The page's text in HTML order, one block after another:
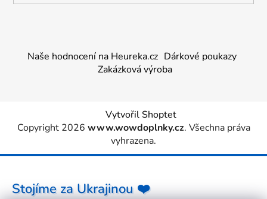
Naše hodnocení na Heureka.cz Dárkové poukazy
Zakázková výroba
Vytvořil Shoptet
Copyright 2026 www.wowdoplnky.cz. Všechna práva
vyhrazena.
Stojíme za Ukrajinou ❤️